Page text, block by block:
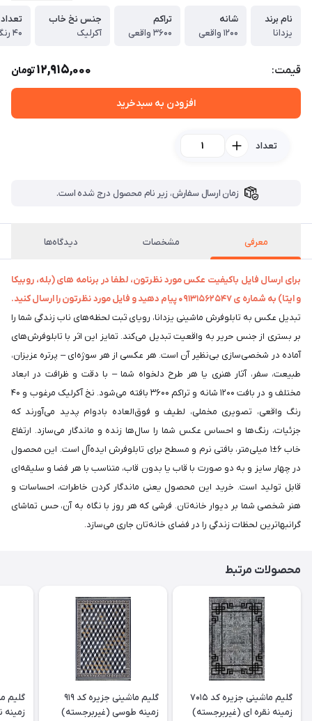
نام برند
یزدانا
شانه
1200 واقعی
تراکم
3600 واقعی
جنس نخ خاب
آکرلیک
40 رنگ واقعی
قیمت: 12,915,000تومان
افزودن به سبدخرید
تعداد
زمان ارسال سفارش، زیر نام محصول درج شده است.
معرفی مشخصات دیدگاه‌ها
برای ارسال فایل باکیفیت عکس مورد نظرتون، لطفا در برنامه های (بله، روبیکا
و ایتا) به شماره ی 09131562547 پیام دهید و فایل مورد نظرتون را ارسال کنید.
تبدیل عکس به تابلوفرش ماشینی یزدانا، رویای ثبت لحظه‌های ناب زندگی شما را
بر بستری از جنس حریر به واقعیت تبدیل می‌کند. تمایز این اثر با تابلوفرش‌های
آماده در شخصی‌سازی بی‌نظیر آن است. هر عکسی از هر سوژه‌ای – پرتره عزیزان،
طبیعت، سفر، آثار هنری یا هر طرح دلخواه شما – با دقت و ظرافت در ابعاد
مختلف و در بافت ۱۲۰۰ شانه و تراکم ۳۶۰۰ بافته می‌شود. نخ آکرلیک مرغوب و ۴۰
رنگ واقعی، تصویری مخملی، لطیف و فوق‌العاده بادوام پدید می‌آورند که
جزئیات، رنگ‌ها و احساس عکس شما را سال‌ها زنده و ماندگار می‌سازد. ارتفاع
خاب ۶±۱ میلی‌متر، بافتی نرم و مسطح برای تابلوفرش ایده‌آل است. این محصول
در چهار سایز و به دو صورت با قاب یا بدون قاب، متناسب با هر فضا و سلیقه‌ای
قابل تولید است. خرید این محصول یعنی ماندگار کردن خاطرات، احساسات و
هنر شخصی شما بر دیوار خانه‌تان. فرشی که هر روز با نگاه به آن، حس تماشای
گرانبهاترین لحظات زندگی را در فضای خانه‌تان جاری می‌سازد.
محصولات مرتبط
گلیم ماشینی جزیره کد 7015
زمینه نقره ای (غیربرجسته)
گلیم ماشینی جزیره کد 919
زمینه طوسی (غیربرجسته)
زمینه